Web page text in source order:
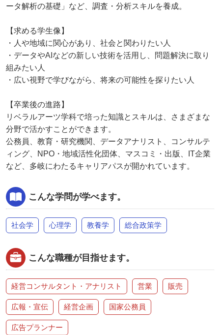
ータ解析の基礎」など、調査・分析スキルを養成。
【求める学生像】
・人や地域に関心があり、社会と関わりたい人
・データやAIなどの新しい技術を活用し、問題解決に取り
組みたい人
・広い視野で学びながら、将来の可能性を探りたい人
【卒業後の進路】
リベラルアーツ学科で培った知識とスキルは、さまざまな
分野で活かすことができます。
公務員、教育・研究機関、データアナリスト、コンサルテ
ィング、NPO・地域活性化団体、マスコミ・出版、IT企業
など、多岐にわたるキャリアパスが開かれています。
こんな学問が学べます。
社会学 心理学 教養学 総合政策学
こんな職種が目指せます。
経営コンサルタント・アナリスト 営業 販売
広報・宣伝 経営企画 国家公務員
広告プランナー